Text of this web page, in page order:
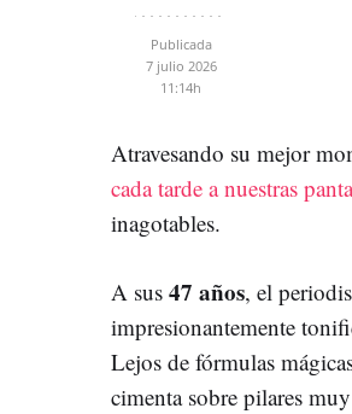
Publicada
7 julio 2026
11:14h
Atravesando su mejor
cada tarde a nuestras
inagotables.
A sus 47 años, el
impresionantemente
Lejos de fórmulas
cimenta sobre pilares